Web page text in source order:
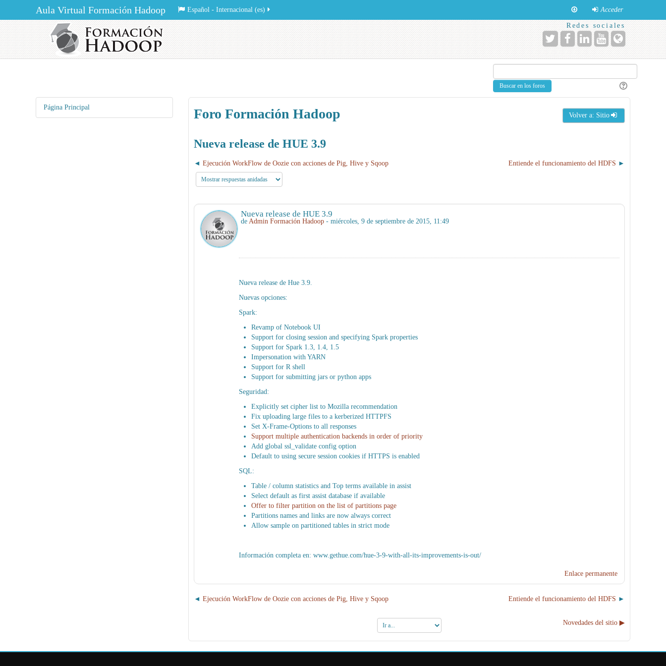
Aula Virtual Formación Hadoop Acceder
Español - Internacional ‎(es)‎
Redes sociales
Foro Formación Hadoop Volver a: Sitio
Nueva release de HUE 3.9
Ejecución WorkFlow de Oozie con acciones de Pig, Hive y Sqoop Entiende el funcionamiento del HDFS
Nueva release de HUE 3.9
de Admin Formación Hadoop- miércoles, 9 de septiembre de 2015, 11:49
Nueva release de Hue 3.9.
Nuevas opciones:
Spark:
Revamp of Notebook UI
Support for closing session and specifying Spark properties
Support for Spark 1.3, 1.4, 1.5
Impersonation with YARN
Support for R shell
Support for submitting jars or python apps
Seguridad:
Explicitly set cipher list to Mozilla recommendation
Fix uploading large files to a kerberized HTTPFS
Set X-Frame-Options to all responses
Support multiple authentication backends in order of priority
Add global ssl_validate config option
Default to using secure session cookies if HTTPS is enabled
SQL:
Table / column statistics and Top terms available in assist
Select defaultas first assist database if available
Offer to filter partition on the list of partitions page
Partitions names and links are now always correct
Allow sample on partitioned tables in strict mode
Información completa en: www.gethue.com/hue-3-9-with-all-its-improvements-is-out/
Enlace permanente
Ejecución WorkFlow de Oozie con acciones de Pig, Hive y Sqoop Entiende el funcionamiento del HDFS
a...
Novedades del sitio ▶︎
Página Principal